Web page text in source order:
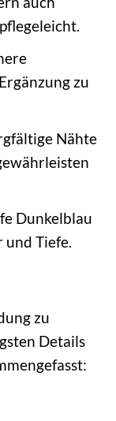
zu
Nähte
Dunkelblau
Tiefe.
zu
Details